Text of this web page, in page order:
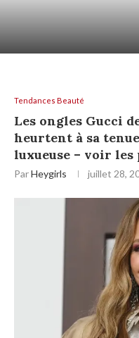
Tendances Beauté
Les ongles Gucci
heurtent à sa
luxueuse – voir les
ParHeygirls juillet 28,